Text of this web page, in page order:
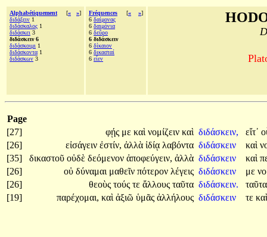
Alphabétiquement [« »]
διδάξειν 1
διδάσκαλος 1
διδάσκει 3
διδάσκειν 6
διδάσκοιμι 1
διδάσκοντα 1
διδάσκων 3
Fréquences [« »]
6 δαίμονας
6 δαιμόνια
6 δεῦρο
6 διδάσκειν
6 δίκαιον
6 δικασταί
6 εἶεν
Page
[27]
φῄς με καὶ νομίζειν καὶ διδάσκειν, εἴτ᾽
[26]
εἰσάγειν ἐστίν, ἀλλὰ ἰδίᾳ λαβόντα διδάσκειν καὶ
[35]
δικαστοῦ οὐδὲ δεόμενον ἀποφεύγειν, ἀλλὰ διδάσκειν καὶ
[26]
οὐ δύναμαι μαθεῖν πότερον λέγεις διδάσκειν με
[26]
θεοὺς τούς τε ἄλλους ταῦτα διδάσκειν.
[19]
παρέχομαι, καὶ ἀξιῶ ὑμᾶς ἀλλήλους διδάσκειν τε